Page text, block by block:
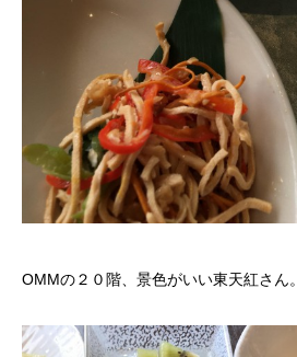
OMMの２０階、景色がいい東天紅さん。